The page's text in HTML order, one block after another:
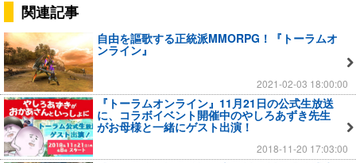
関連記事
自由を謳歌する正統派MMORPG！『トーラムオ
ンライン』
2021-02-03 18:00:00
『トーラムオンライン』11月21日の公式生放送
に、コラボイベント開催中のやしろあずき先生
がお母様と一緒にゲスト出演！
2018-11-20 17:03:00